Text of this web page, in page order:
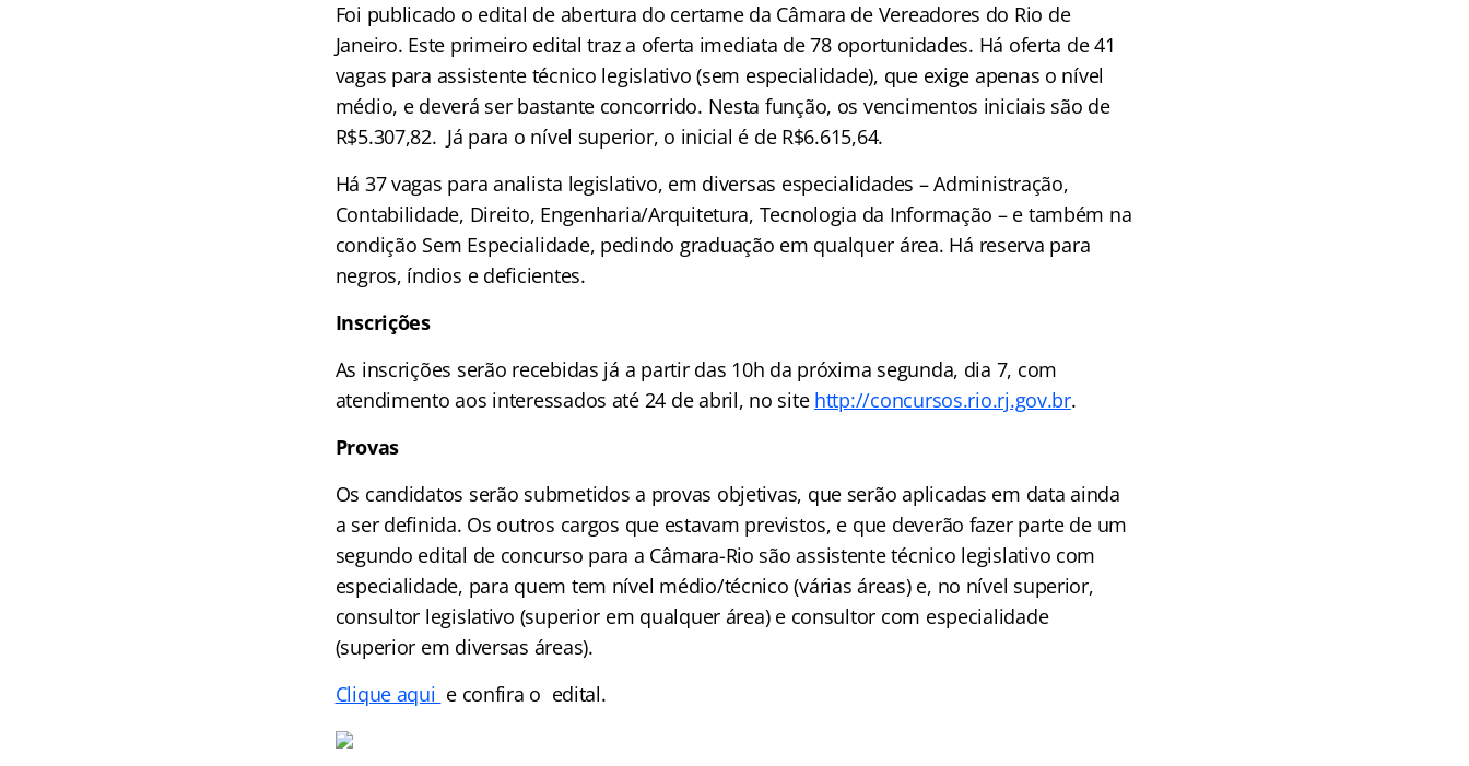
Foi publicado o edital de abertura do certame da Câmara de Vereadores do Rio de
Janeiro. Este primeiro edital traz a oferta imediata de 78 oportunidades. Há oferta de 41
vagas para assistente técnico legislativo (sem especialidade), que exige apenas o nível
médio, e deverá ser bastante concorrido. Nesta função, os vencimentos iniciais são de
R$5.307,82. Já para o nível superior, o inicial é de R$6.615,64.
Há 37 vagas para analista legislativo, em diversas especialidades – Administração,
Contabilidade, Direito, Engenharia/Arquitetura, Tecnologia da Informação – e também na
condição Sem Especialidade, pedindo graduação em qualquer área. Há reserva para
negros, índios e deficientes.
Inscrições
As inscrições serão recebidas já a partir das 10h da próxima segunda, dia 7, com
atendimento aos interessados até 24 de abril, no site http://concursos.rio.rj.gov.br.
Provas
Os candidatos serão submetidos a provas objetivas, que serão aplicadas em data ainda
a ser definida. Os outros cargos que estavam previstos, e que deverão fazer parte de um
segundo edital de concurso para a Câmara-Rio são assistente técnico legislativo com
especialidade, para quem tem nível médio/técnico (várias áreas) e, no nível superior,
consultor legislativo (superior em qualquer área) e consultor com especialidade
(superior em diversas áreas).
Clique aqui e confira o edital.